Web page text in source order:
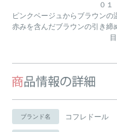
０
ピンクベージュからブラウン
赤みを含んだブラウンの引き締
ブランド名 コフレドール